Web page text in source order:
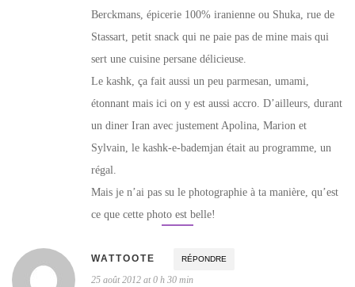
Berckmans, épicerie 100% iranienne ou Shuka, rue de
Stassart, petit snack qui ne paie pas de mine mais qui
sert une cuisine persane délicieuse.
Le kashk, ça fait aussi un peu parmesan, umami,
étonnant mais ici on y est aussi accro. D’ailleurs, durant
un diner Iran avec justement Apolina, Marion et
Sylvain, le kashk-e-bademjan était au programme, un
régal.
Mais je n’ai pas su le photographie à ta manière, qu’est
ce que cette photo est belle!
WATTOOTE RÉPONDRE
25 août 2012 at 0 h 30 min